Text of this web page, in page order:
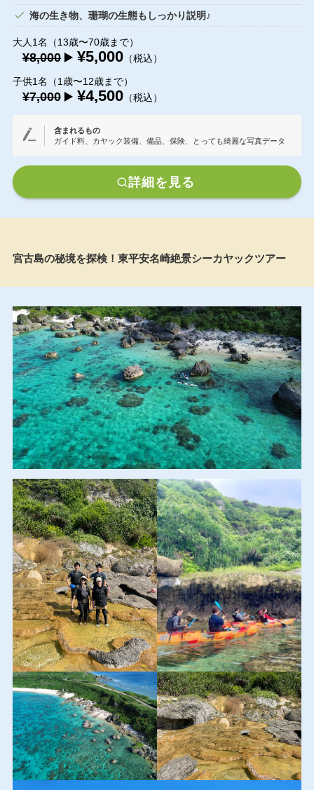
海の生き物、珊瑚の生態もしっかり説明♪
大人1名（13歳〜70歳まで）
¥8,000 ▶️ ¥5,000（税込）
子供1名（1歳〜12歳まで）
¥7,000 ▶️ ¥4,500（税込）
含まれるもの
ガイド料、カヤック装備、備品、保険、とっても綺麗な写真データ
詳細を見る
宮古島の秘境を探検！東平安名崎絶景シーカヤックツアー